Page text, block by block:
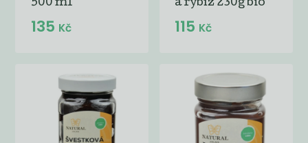
500 ml
135 Kč
a rybíz 230g bio
115 Kč